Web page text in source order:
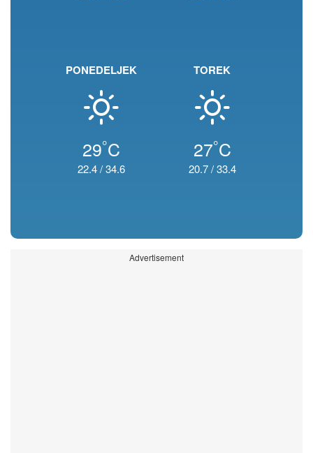
PONEDELJEK
29°C
22.4/34.6
TOREK
27°C
20.7/33.4
Advertisement